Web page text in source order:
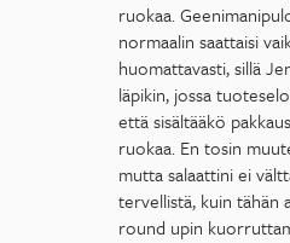
ruokaa.
normaalin saattaisi
huomattavasti, sillä
läpikin, jossa
että sisältääkö
ruokaa. En tosin
mutta salaattini ei
tervellistä, kuin tähän
round upin